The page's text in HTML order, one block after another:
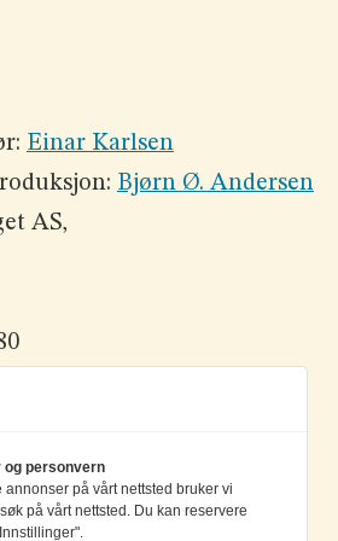
Einar Karlsen
Bjørn Ø. Andersen
AS,
og personvern
annonser på vårt nettsted bruker vi
på vårt nettsted. Du kan reservere